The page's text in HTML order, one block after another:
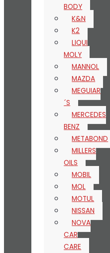
BODY
K&N
K2
LIQUI
MOLY
MANNOL
MAZDA
MEGUIAR
´S
MERCEDES
BENZ
METABOND
MILLERS
OILS
MOBIL
MOL
MOTUL
NISSAN
NOVA
CAR
CARE